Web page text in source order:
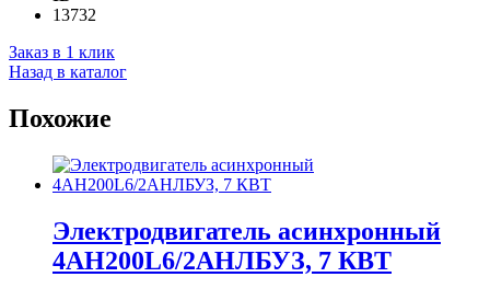
13732
Заказ в 1 клик
Назад в каталог
Похожие
Электродвигатель асинхронный
4AH200L6/2АНЛБУЗ, 7 КВТ